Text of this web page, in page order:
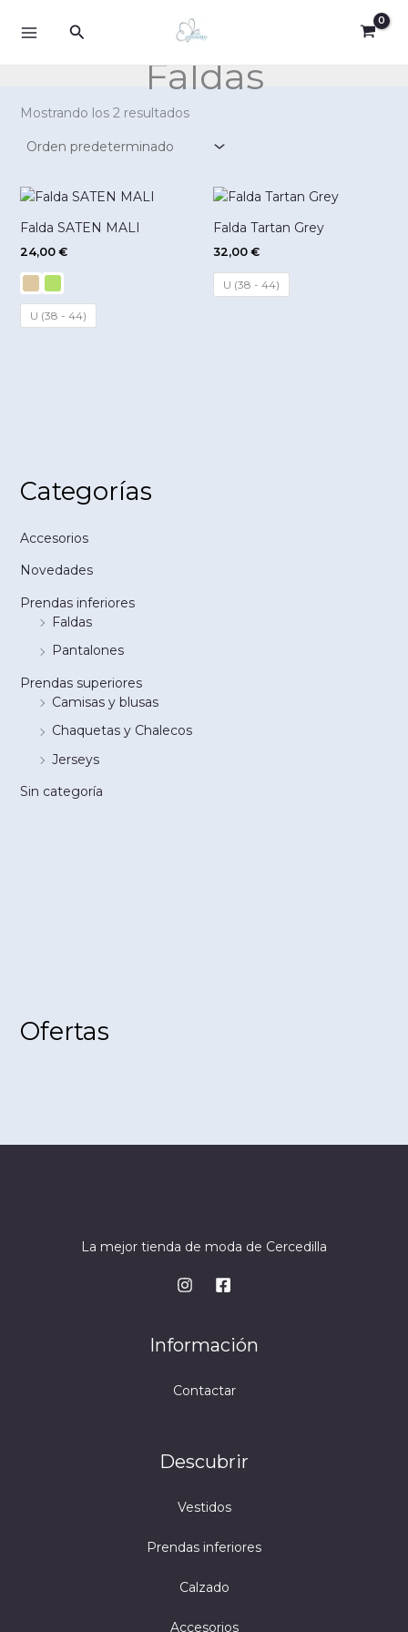
Buscar
Faldas
Categorías
Accesorios
Novedades
Prendas inferiores
Faldas
Pantalones
Prendas superiores
Camisas y blusas
Chaquetas y Chalecos
Jerseys
Sin categoría
Ofertas
Mostrando los 2 resultados
Falda SATEN MALI
24,00 €
U (38 - 44)
Falda Tartan Grey
32,00 €
U (38 - 44)
La mejor tienda de moda de Cercedilla
Información
Contactar
Descubrir
Vestidos
Prendas inferiores
Calzado
Accesorios